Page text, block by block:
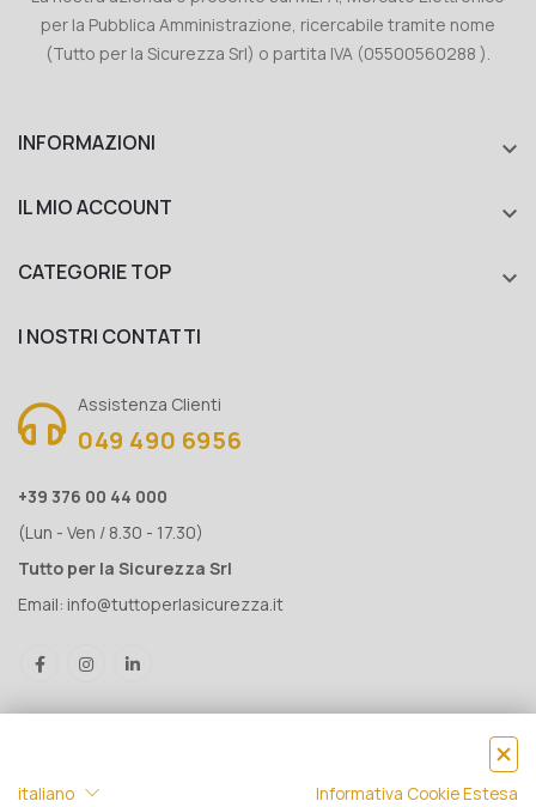
per la Pubblica Amministrazione, ricercabile tramite nome
(Tutto per la Sicurezza Srl) o partita IVA (05500560288 ).
INFORMAZIONI 
IL MIO ACCOUNT 
CATEGORIE TOP 
I NOSTRI CONTATTI
Assistenza Clienti
049 490 6956
+39 376 00 44 000
(Lun - Ven / 8.30 - 17.30)
Tutto per la Sicurezza Srl
Email: info@tuttoperlasicurezza.it
italiano Informativa Cookie Estesa